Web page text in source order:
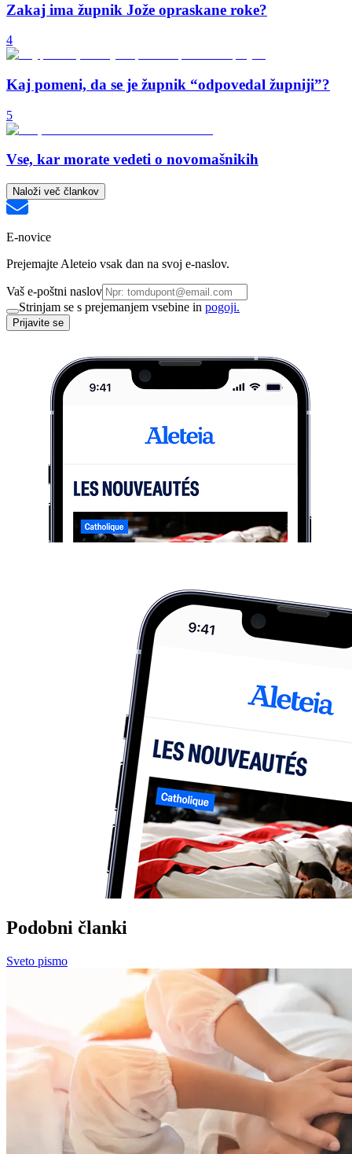
Zakaj ima župnik Jože opraskane roke?
4
Kaj pomeni, da se je župnik “odpovedal župniji”?
5
Vse, kar morate vedeti o novomašnikih
Naloži več člankov
E-novice
Prejemajte Aleteio vsak dan na svoj e-naslov.
Vaš e-poštni naslov
Strinjam se s prejemanjem vsebine in pogoji.
Prijavite se
Podobni članki
Sveto pismo